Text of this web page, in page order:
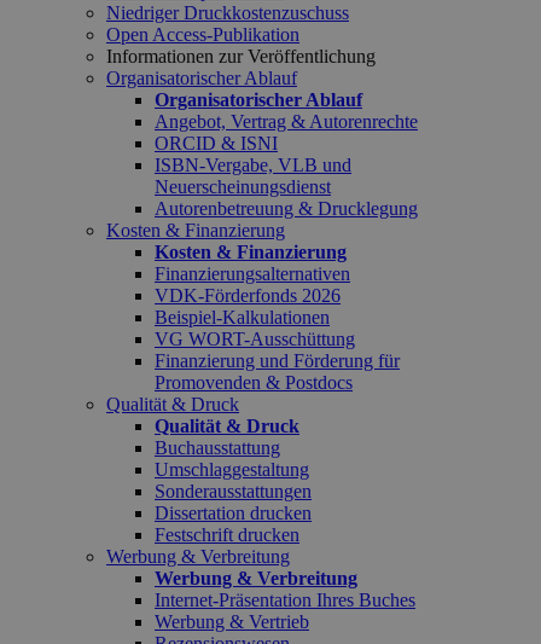
Niedriger Druckkostenzuschuss
Open Access-Publikation
Informationen zur Veröffentlichung
Organisatorischer Ablauf
Organisatorischer Ablauf
Angebot, Vertrag & Autorenrechte
ORCID & ISNI
ISBN-Vergabe, VLB und
Neuerscheinungsdienst
Autorenbetreuung & Drucklegung
Kosten & Finanzierung
Kosten & Finanzierung
Finanzierungsalternativen
VDK-Förderfonds 2026
Beispiel-Kalkulationen
VG WORT-Ausschüttung
Finanzierung und Förderung für
Promovenden & Postdocs
Qualität & Druck
Qualität & Druck
Buchausstattung
Umschlaggestaltung
Sonderausstattungen
Dissertation drucken
Festschrift drucken
Werbung & Verbreitung
Werbung & Verbreitung
Internet-Präsentation Ihres Buches
Werbung & Vertrieb